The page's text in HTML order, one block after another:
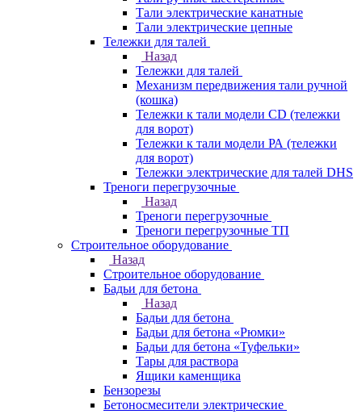
Тали электрические канатные
Тали электрические цепные
Тележки для талей
Назад
Тележки для талей
Механизм передвижения тали ручной
(кошка)
Тележки к тали модели CD (тележки
для ворот)
Тележки к тали модели РА (тележки
для ворот)
Тележки электрические для талей DHS
Треноги перегрузочные
Назад
Треноги перегрузочные
Треноги перегрузочные ТП
Строительное оборудование
Назад
Строительное оборудование
Бадьи для бетона
Назад
Бадьи для бетона
Бадьи для бетона «Рюмки»
Бадьи для бетона «Туфельки»
Тары для раствора
Ящики каменщика
Бензорезы
Бетоносмесители электрические